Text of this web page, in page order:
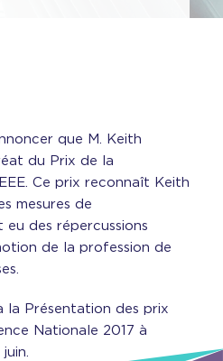
que M. Keith
du Prix de la
Ce prix reconnaît Keith
mesures de
des répercussions
de la profession de
la Présentation des prix
Nationale 2017 à